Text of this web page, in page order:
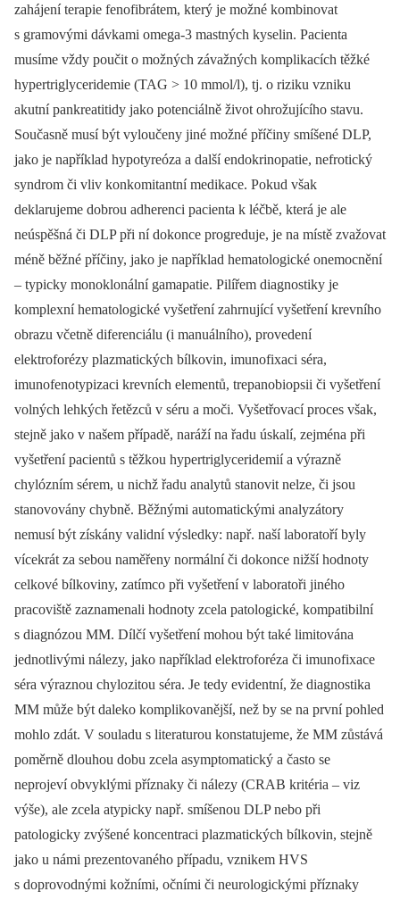
zahájení terapie fenofibrátem, který je možné kombinovat
s gramovými dávkami omega-3 mastných kyselin. Pacienta
musíme vždy poučit o možných závažných komplikacích těžké
hypertriglyceridemie (TAG > 10 mmol/l), tj. o riziku vzniku
akutní pankreatitidy jako potenciálně život ohrožujícího stavu.
Současně musí být vyloučeny jiné možné příčiny smíšené DLP,
jako je například hypotyreóza a další endokrinopatie, nefrotický
syndrom či vliv konkomitantní medikace. Pokud však
deklarujeme dobrou adherenci pacienta k léčbě, která je ale
neúspěšná či DLP při ní dokonce progreduje, je na místě zvažovat
méně běžné příčiny, jako je například hematologické onemocnění
–⁠ typicky monoklonální gamapatie. Pilířem diagnostiky je
komplexní hematologické vyšetření zahrnující vyšetření krevního
obrazu včetně diferenciálu (i manuálního), provedení
elektroforézy plazmatických bílkovin, imunofixaci séra,
imunofenotypizaci krevních elementů, trepanobiopsii či vyšetření
volných lehkých řetězců v séru a moči. Vyšetřovací proces však,
stejně jako v našem případě, naráží na řadu úskalí, zejména při
vyšetření pacientů s těžkou hypertriglyceridemií a výrazně
chylózním sérem, u nichž řadu analytů stanovit nelze, či jsou
stanovovány chybně. Běžnými automatickými analyzátory
nemusí být získány validní výsledky: např. naší laboratoří byly
vícekrát za sebou naměřeny normální či dokonce nižší hodnoty
celkové bílkoviny, zatímco při vyšetření v laboratoři jiného
pracoviště zaznamenali hodnoty zcela patologické, kompatibilní
s diagnózou MM. Dílčí vyšetření mohou být také limitována
jednotlivými nálezy, jako například elektroforéza či imunofixace
séra výraznou chylozitou séra. Je tedy evidentní, že diagnostika
MM může být daleko komplikovanější, než by se na první pohled
mohlo zdát. V souladu s literaturou konstatujeme, že MM zůstává
poměrně dlouhou dobu zcela asymptomatický a často se
neprojeví obvyklými příznaky či nálezy (CRAB kritéria –⁠ viz
výše), ale zcela atypicky např. smíšenou DLP nebo při
patologicky zvýšené koncentraci plazmatických bílkovin, stejně
jako u námi prezentovaného případu, vznikem HVS
s doprovodnými kožními, očními či neurologickými příznaky